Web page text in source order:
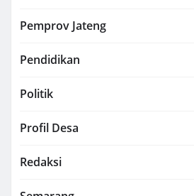
Pemprov Jateng
Pendidikan
Politik
Profil Desa
Redaksi